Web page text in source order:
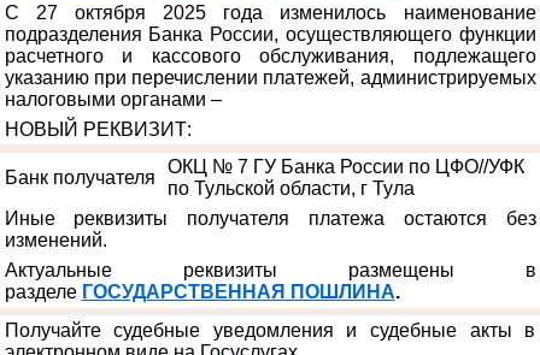
С 27 октября 2025 года изменилось наименование
подразделения Банка России, осуществляющего функции
расчетного и кассового обслуживания, подлежащего
указанию при перечислении платежей, администрируемых
налоговыми органами –
НОВЫЙ РЕКВИЗИТ:
Банк получателя
ОКЦ № 7 ГУ Банка России по ЦФО//УФК
по Тульской области, г Тула
Иные реквизиты получателя платежа остаются без
изменений.
Актуальные реквизиты размещены в
разделе ГОСУДАРСТВЕННАЯ ПОШЛИНА.
Получайте судебные уведомления и судебные акты в